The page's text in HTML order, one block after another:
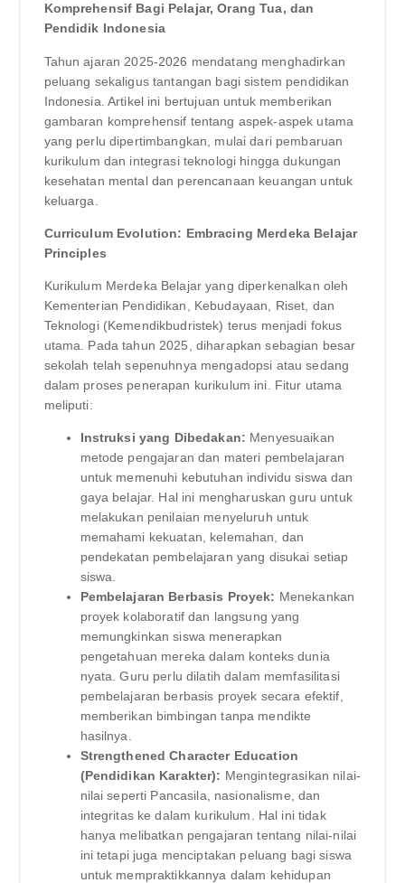
Komprehensif Bagi Pelajar, Orang Tua, dan
Pendidik Indonesia
Tahun ajaran 2025-2026 mendatang menghadirkan
peluang sekaligus tantangan bagi sistem pendidikan
Indonesia. Artikel ini bertujuan untuk memberikan
gambaran komprehensif tentang aspek-aspek utama
yang perlu dipertimbangkan, mulai dari pembaruan
kurikulum dan integrasi teknologi hingga dukungan
kesehatan mental dan perencanaan keuangan untuk
keluarga.
Curriculum Evolution: Embracing Merdeka Belajar
Principles
Kurikulum Merdeka Belajar yang diperkenalkan oleh
Kementerian Pendidikan, Kebudayaan, Riset, dan
Teknologi (Kemendikbudristek) terus menjadi fokus
utama. Pada tahun 2025, diharapkan sebagian besar
sekolah telah sepenuhnya mengadopsi atau sedang
dalam proses penerapan kurikulum ini. Fitur utama
meliputi:
Instruksi yang Dibedakan: Menyesuaikan
metode pengajaran dan materi pembelajaran
untuk memenuhi kebutuhan individu siswa dan
gaya belajar. Hal ini mengharuskan guru untuk
melakukan penilaian menyeluruh untuk
memahami kekuatan, kelemahan, dan
pendekatan pembelajaran yang disukai setiap
siswa.
Pembelajaran Berbasis Proyek: Menekankan
proyek kolaboratif dan langsung yang
memungkinkan siswa menerapkan
pengetahuan mereka dalam konteks dunia
nyata. Guru perlu dilatih dalam memfasilitasi
pembelajaran berbasis proyek secara efektif,
memberikan bimbingan tanpa mendikte
hasilnya.
Strengthened Character Education
(Pendidikan Karakter): Mengintegrasikan nilai-
nilai seperti Pancasila, nasionalisme, dan
integritas ke dalam kurikulum. Hal ini tidak
hanya melibatkan pengajaran tentang nilai-nilai
ini tetapi juga menciptakan peluang bagi siswa
untuk mempraktikkannya dalam kehidupan